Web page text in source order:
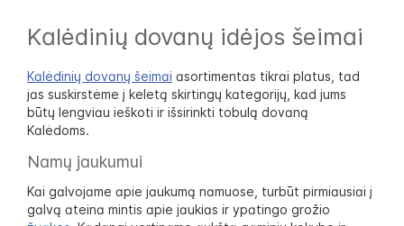
Kalėdinių dovanų idėjos šeimai
Kalėdinių dovanų šeimai asortimentas tikrai platus, tad
jas suskirstėme į keletą skirtingų kategorijų, kad jums
būtų lengviau ieškoti ir išsirinkti tobulą dovaną
Kalėdoms.
Namų jaukumui
Kai galvojame apie jaukumą namuose, turbūt pirmiausiai į
galvą ateina mintis apie jaukias ir ypatingo grožio